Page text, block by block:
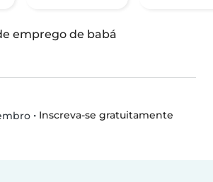
emprego de babá
• Inscreva-se gratuitamente